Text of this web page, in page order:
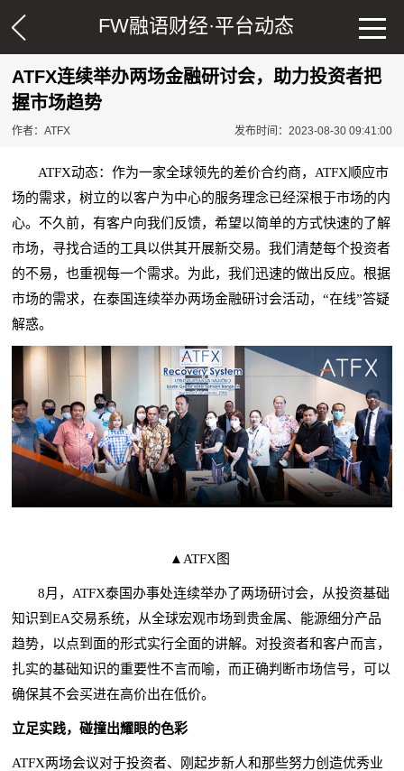
FW融语财经·平台动态
ATFX连续举办两场金融研讨会，助力投资者把
握市场趋势
作者：ATFX 发布时间：2023-08-30 09:41:00
ATFX动态：作为一家全球领先的差价合约商，ATFX顺应市
场的需求，树立的以客户为中心的服务理念已经深根于市场的内
心。不久前，有客户向我们反馈，希望以简单的方式快速的了解
市场，寻找合适的工具以供其开展新交易。我们清楚每个投资者
的不易，也重视每一个需求。为此，我们迅速的做出反应。根据
市场的需求，在泰国连续举办两场金融研讨会活动，“在线”答疑
解惑。
▲ATFX图
8月，ATFX泰国办事处连续举办了两场研讨会，从投资基础
知识到EA交易系统，从全球宏观市场到贵金属、能源细分产品
趋势，以点到面的形式实行全面的讲解。对投资者和客户而言，
扎实的基础知识的重要性不言而喻，而正确判断市场信号，可以
确保其不会买进在高价出在低价。
立足实践，碰撞出耀眼的色彩
ATFX两场会议对于投资者、刚起步新人和那些努力创造优秀业